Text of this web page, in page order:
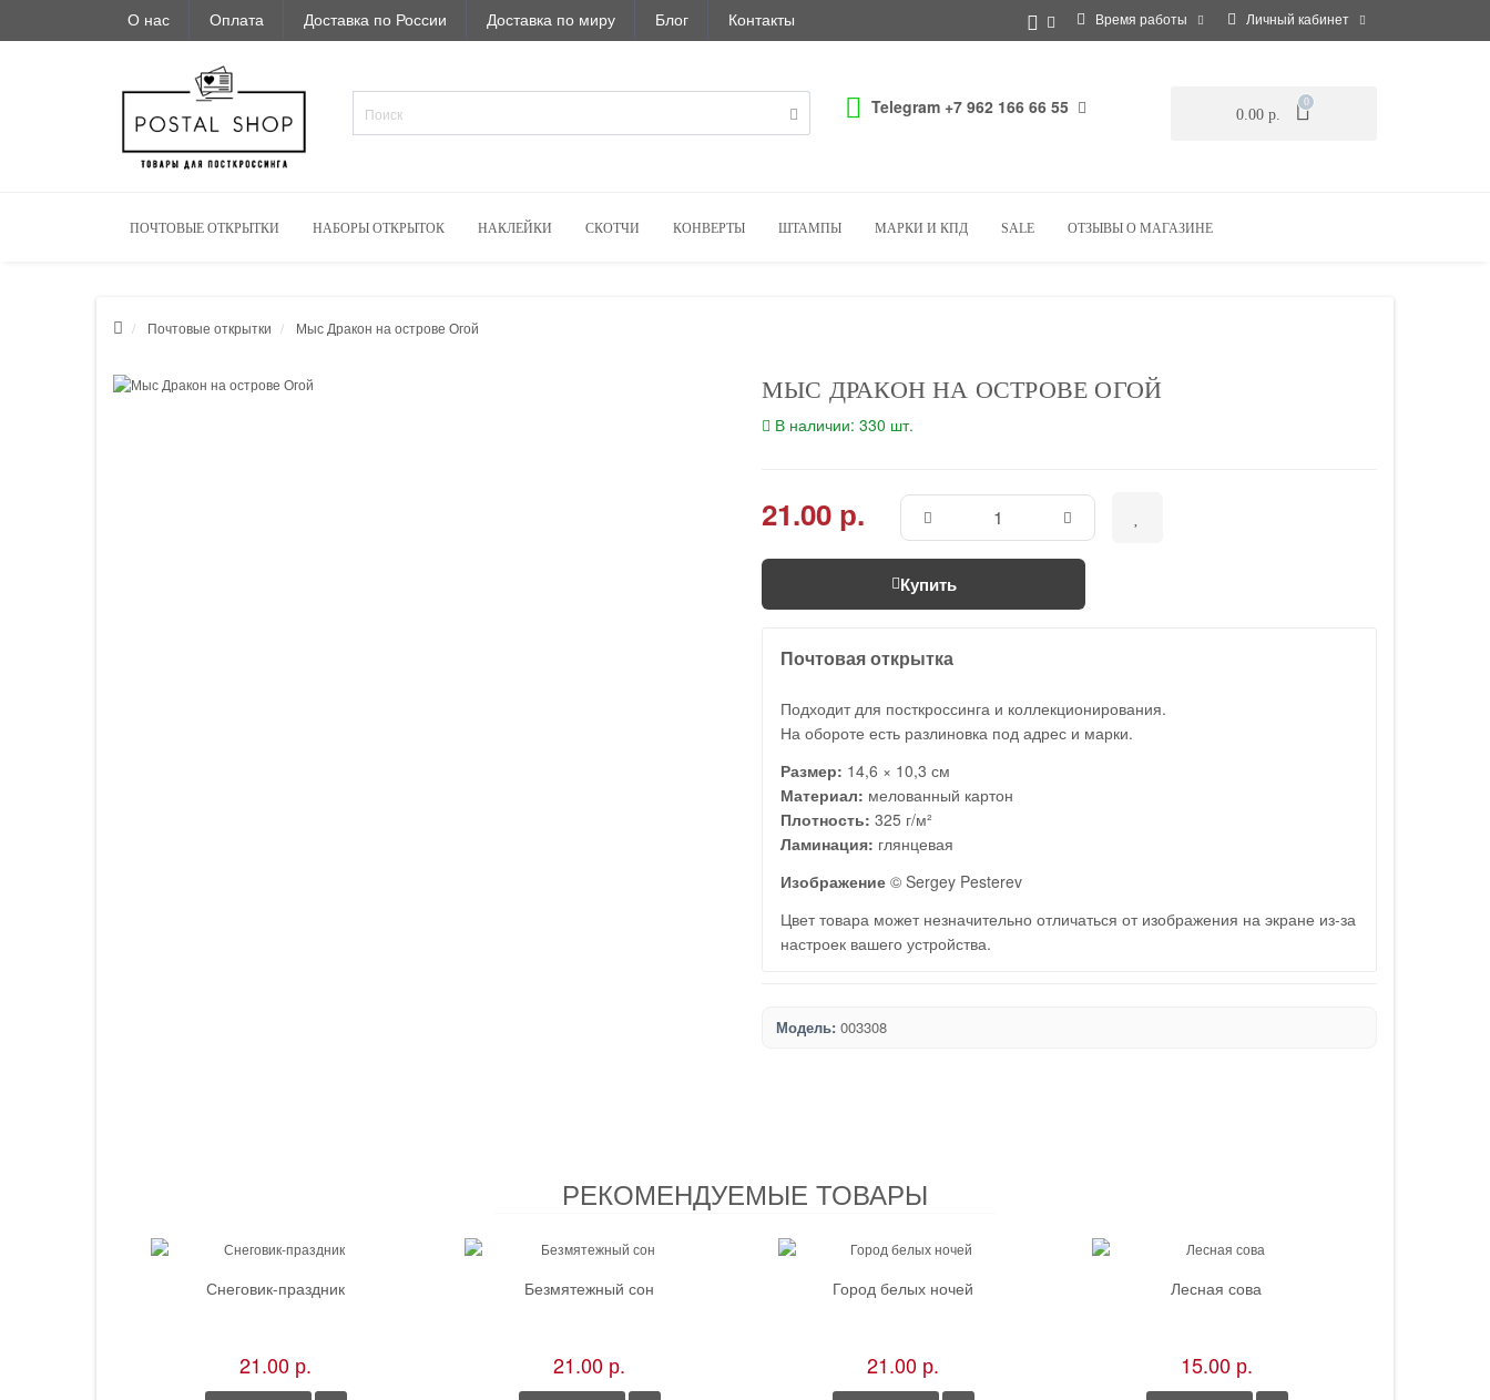
О нас Оплата Доставка по России Доставка по миру Блог Контакты Время работы Личный кабинет
Telegram +7 962 166 66 55 0.00 р.
0
ПОЧТОВЫЕ ОТКРЫТКИ НАБОРЫ ОТКРЫТОК НАКЛЕЙКИ СКОТЧИ КОНВЕРТЫ ШТАМПЫ МАРКИ И КПД SALE ОТЗЫВЫ О МАГАЗИНЕ
Почтовые открытки Мыс Дракон на острове Огой
МЫС ДРАКОН НА ОСТРОВЕ ОГОЙ
В наличии: 330 шт.
21.00 р.
Купить
Почтовая открытка
Подходит для посткроссинга и коллекционирования.
На обороте есть разлиновка под адрес и марки.
Размер: 14,6 × 10,3 см
Материал: мелованный картон
Плотность: 325 г/м²
Ламинация: глянцевая
Изображение © Sergey Pesterev
Цвет товара может незначительно отличаться от изображения на экране из-за
настроек вашего устройства.
Модель: 003308
РЕКОМЕНДУЕМЫЕ ТОВАРЫ
Снеговик-праздник
21.00 р.
Безмятежный сон
21.00 р.
Город белых ночей
21.00 р.
Лесная сова
15.00 р.